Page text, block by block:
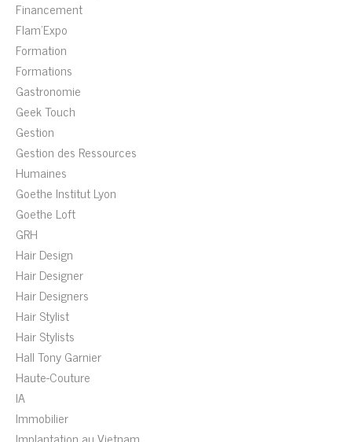
Financement
Flam'Expo
Formation
Formations
Gastronomie
Geek Touch
Gestion
Gestion des Ressources
Humaines
Goethe Institut Lyon
Goethe Loft
GRH
Hair Design
Hair Designer
Hair Designers
Hair Stylist
Hair Stylists
Hall Tony Garnier
Haute-Couture
IA
Immobilier